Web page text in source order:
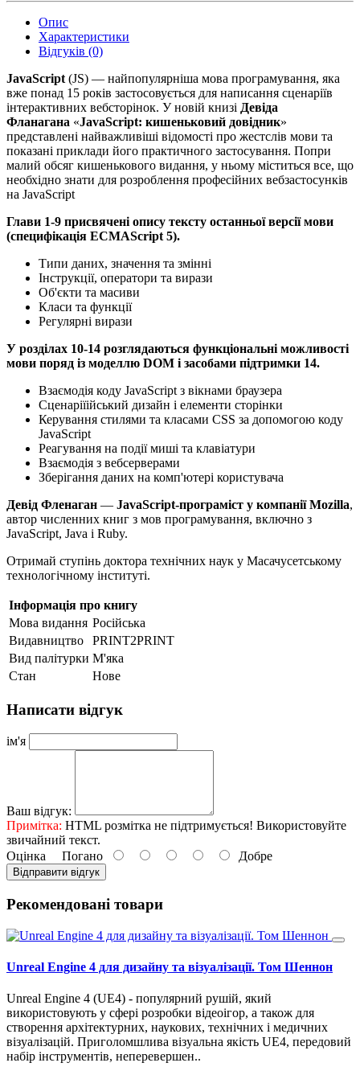
Опис
Характеристики
Відгуків (0)
JavaScript (JS) — найпопулярніша мова програмування, яка
вже понад 15 років застосовується для написання сценаріїв
інтерактивних вебсторінок. У новій книзі Девіда
Фланагана «JavaScript: кишеньковий довідник»
представлені найважливіші відомості про жестслів мови та
показані приклади його практичного застосування. Попри
малий обсяг кишенькового видання, у ньому міститься все, що
необхідно знати для розроблення професійних вебзастосунків
на JavaScript
Глави 1-9 присвячені опису тексту останньої версії мови
(специфікація ECMAScript 5).
Типи даних, значення та змінні
Інструкції, оператори та вирази
Об'єкти та масиви
Класи та функції
Регулярні вирази
У розділах 10-14 розглядаються функціональні можливості
мови поряд із моделлю DOM і засобами підтримки 14.
Взаємодія коду JavaScript з вікнами браузера
Сценаріїійський дизайн і елементи сторінки
Керування стилями та класами CSS за допомогою коду
JavaScript
Реагування на події миші та клавіатури
Взаємодія з вебсерверами
Зберігання даних на комп'ютері користувача
Девід Фленаган — JavaScript-програміст у компанії Mozilla,
автор численних книг з мов програмування, включно з
JavaScript, Java і Ruby.
Отримай ступінь доктора технічних наук у Масачусетському
технологічному інституті.
Інформація про книгу
Мова видання Російська
Видавництво
PRINT2PRINT
Вид палітурки М'яка
Стан
Нове
Написати відгук
ім'я
Ваш відгук:
Примітка: HTML розмітка не підтримується! Використовуйте
звичайний текст.
Оцінка Погано Добре
Відправити відгук
Рекомендовані товари
Unreal Engine 4 для дизайну та візуалізації. Том Шеннон
Unreal Engine 4 (UE4) - популярний рушій, який
використовують у сфері розробки відеоігор, а також для
створення архітектурних, наукових, технічних і медичних
візуалізацій. Приголомшлива візуальна якість UE4, передовий
набір інструментів, неперевершен..